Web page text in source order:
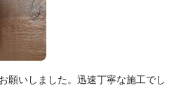
願いしました。迅速丁寧な施工でし